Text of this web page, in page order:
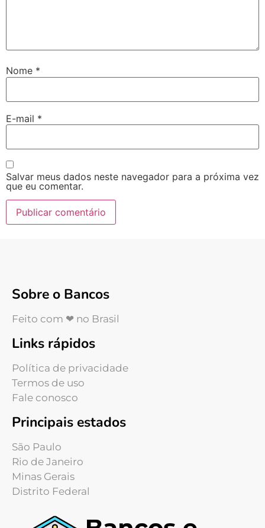
Nome *
E-mail *
Salvar meus dados neste navegador para a próxima vez
que eu comentar.
Sobre o Bancos
Feito com ❤ no Brasil
Links rápidos
Política de privacidade
Termos de uso
Fale conosco
Principais estados
São Paulo
Rio de Janeiro
Minas Gerais
Distrito Federal